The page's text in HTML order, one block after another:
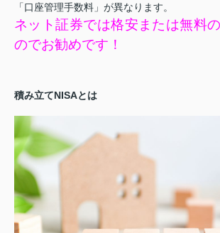
「口座管理手数料」が異なります。
ネット証券では格安または無料
のでお勧めです！
積み立てNISAとは